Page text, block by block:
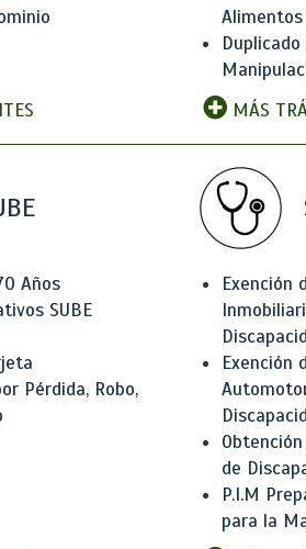
Alimentos
MÁS
Años
SUBE
Pérdida, Robo,
Exención
Exención
de
P.I.M
para la